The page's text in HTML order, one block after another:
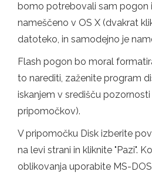
bomo potrebovali sam pogon
nameščeno v OS X (dvakrat
datoteko, in samodejno je
Flash pogon bo moral
to narediti, zaženite program
iskanjem v središču
pripomočkov).
V pripomočku Disk izberite
na levi strani in kliknite "Pazi".
oblikovanja uporabite MS-